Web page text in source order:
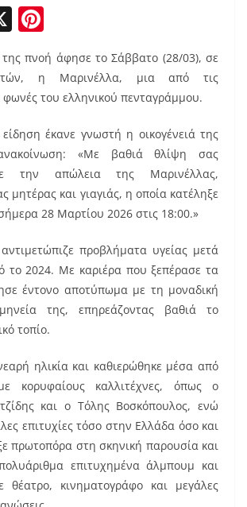
X
nt
er
e
st
της πνοή άφησε το Σάββατο (28/03), σε
η Μαρινέλλα, μια από τις
φωνές του ελληνικού πενταγράμμου.
έκανε γνωστή η οικογένειά της
«Με βαθιά θλίψη σας
την απώλεια της Μαρινέλλας,
μητέρας και γιαγιάς, η οποία κατέληξε
28 Μαρτίου 2026 στις 18:00.»
προβλήματα υγείας μετά
το 2024. Με καριέρα που ξεπέρασε τα
έντονο αποτύπωμα με τη μοναδική
της, επηρεάζοντας βαθιά το
τοπίο.
ηλικία και καθιερώθηκε μέσα από
κορυφαίους καλλιτέχνες, όπως ο
και ο Τόλης Βοσκόπουλος, ενώ
επιτυχίες τόσο στην Ελλάδα όσο και
πρωτοπόρα στη σκηνική παρουσία και
επιτυχημένα άλμπουμ και
θέατρο, κινηματογράφο και μεγάλες